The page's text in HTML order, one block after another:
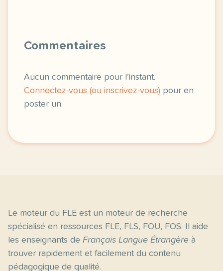
Commentaires
Aucun commentaire pour l’instant.
Connectez-vous (ou inscrivez-vous) pour en
poster un.
Le moteur du FLE est un moteur de recherche
spécialisé en ressources FLE, FLS, FOU, FOS. Il aide
les enseignants de Français Langue Étrangère à
trouver rapidement et facilement du contenu
pédagogique de qualité.